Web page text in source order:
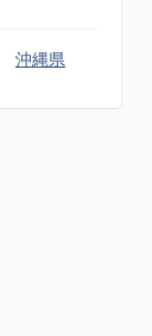
沖縄県